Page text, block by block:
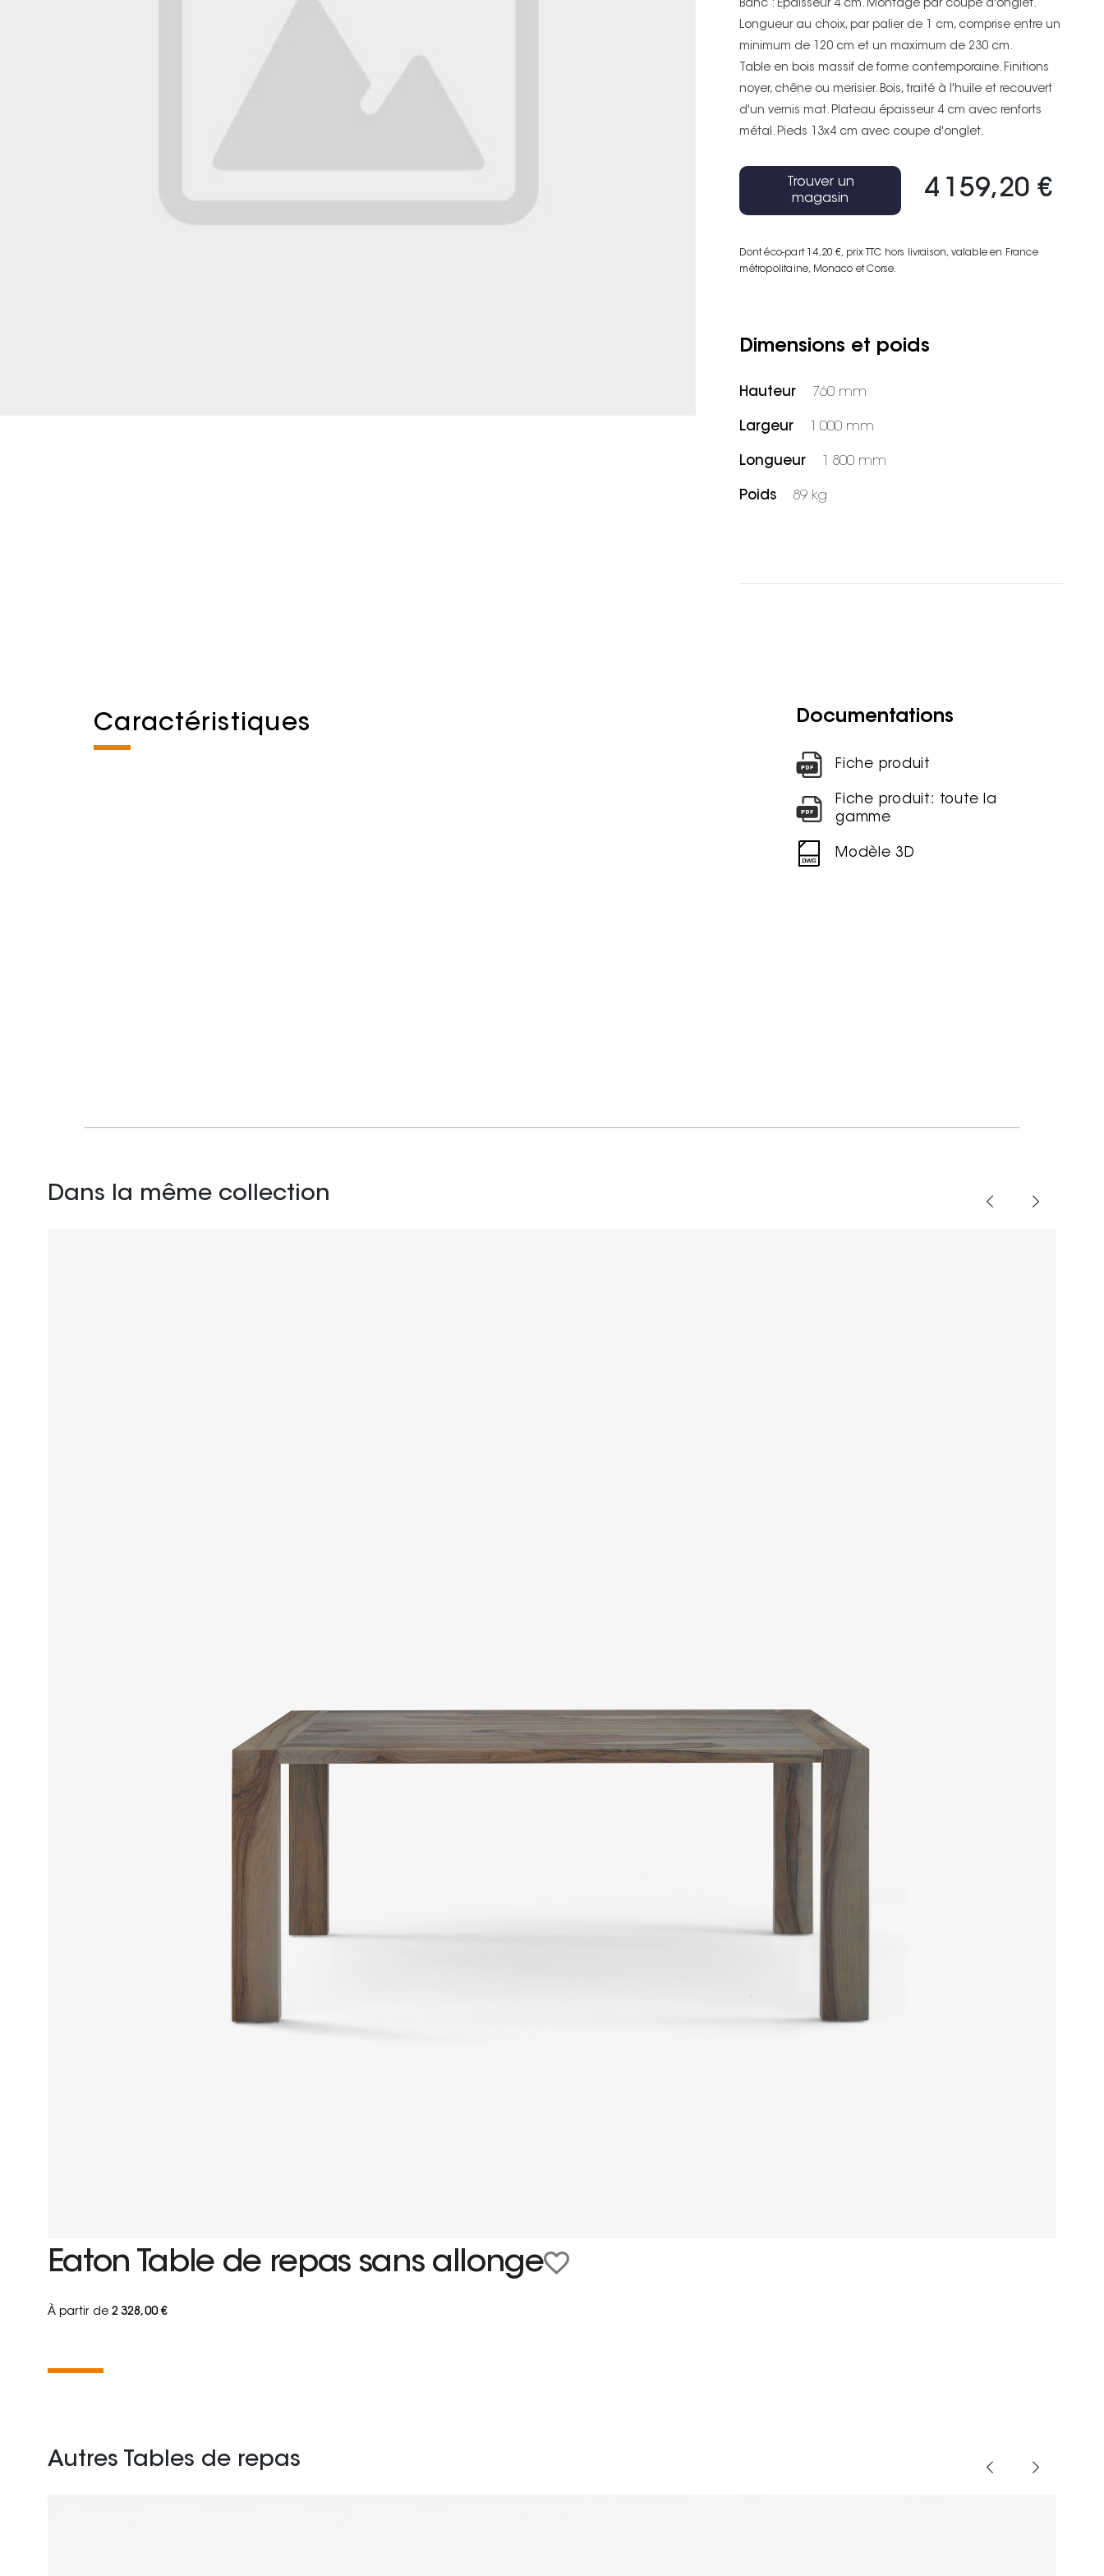
Banc : Epaisseur 4 cm. Montage par coupe d'onglet.
Longueur au choix, par palier de 1 cm, comprise entre un
minimum de 120 cm et un maximum de 230 cm.
Table en bois massif de forme contemporaine. Finitions
noyer, chêne ou merisier. Bois, traité à l'huile et recouvert
d'un vernis mat. Plateau épaisseur 4 cm avec renforts
métal. Pieds 13x4 cm avec coupe d'onglet.
4 159,20 €
Dont éco-part 14,20 €, prix TTC hors livraison, valable en France
métropolitaine, Monaco et Corse.
Trouver un
magasin
Dimensions et poids
Hauteur 760 mm
Largeur 1 000 mm
Longueur 1 800 mm
Poids 89 kg
Caractéristiques Documentations
Fiche produit
Fiche produit: toute la
gamme
Modèle 3D
Dans la même collection
Eaton Table de repas sans allonge
À partir de2 328,00 €
Autres Tables de repas